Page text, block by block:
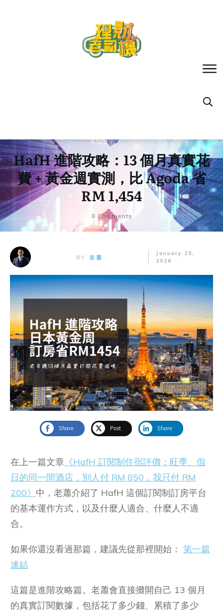
HafH 進階攻略：13 個月真實花
費 + 黃金週實測，比 Agoda 省
RM 1,454
0 Comments
BY 老蕭
January 25,
2026
Share Post Share
在上一篇文章 《HafH 訂閱制住宿評價：旺季、假
日的同一間酒店，別人付 RM 850，我只付 RM
200》 中，老蕭介紹了 HafH 這個訂閱制訂房平台
的基本運作方式，以及什麼人適合、什麼人不適
合。
如果你還沒看過那篇，建議先從那裡開始： 第一篇
連結
這篇是進階攻略篇。老蕭會直接攤開自己 13 個月
的真實訂閱數據，包括花了多少錢、累積了多少